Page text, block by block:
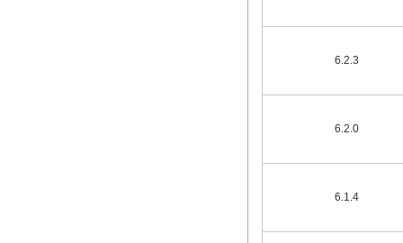
6.2.3
6.2.0
6.1.4